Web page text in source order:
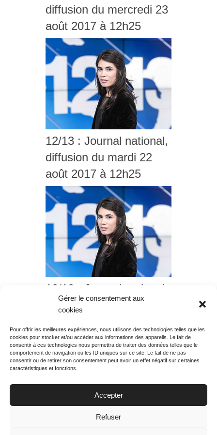
Gérer le consentement aux
cookies
Pour offrir les meilleures expériences, nous utilisons des technologies telles que les
cookies pour stocker et/ou accéder aux informations des appareils. Le fait de
consentir à ces technologies nous permettra de traiter des données telles que le
comportement de navigation ou les ID uniques sur ce site. Le fait de ne pas
consentir ou de retirer son consentement peut avoir un effet négatif sur certaines
caractéristiques et fonctions.
Accepter
Refuser
diffusion du mercredi 23
août 2017 à 12h25
12/13 : Journal national,
diffusion du mardi 22
août 2017 à 12h25
12/13 : Journal national,
diffusion du lundi 21
Rechercher votre
programme
Votre soirée :